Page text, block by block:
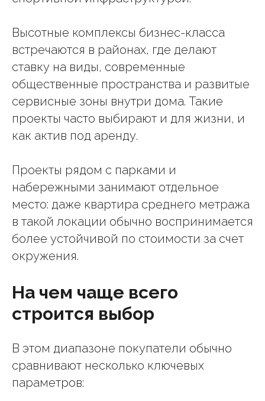
Высотные комплексы бизнес-класса
встречаются в районах, где делают
ставку на виды, современные
общественные пространства и развитые
сервисные зоны внутри дома. Такие
проекты часто выбирают и для жизни, и
как актив под аренду.
Проекты рядом с парками и
набережными занимают отдельное
место: даже квартира среднего метража
в такой локации обычно воспринимается
более устойчивой по стоимости за счет
окружения.
На чем чаще всего
строится выбор
В этом диапазоне покупатели обычно
сравнивают несколько ключевых
параметров: